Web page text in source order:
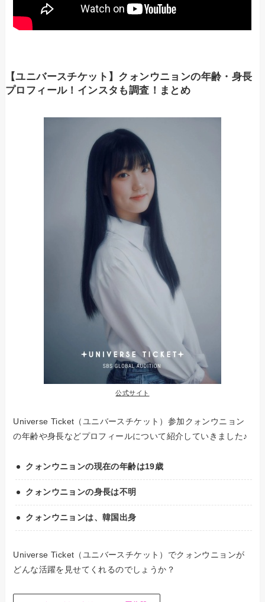
【ユニバースチケット】クォンウニョンの年齢・身長
プロフィール！インスタも調査！まとめ
公式サイト
Universe Ticket（ユニバースチケット）参加クォンウニョン
の年齢や身長などプロフィールについて紹介していきました♪
クォンウニョンの現在の年齢は19歳
クォンウニョンの身長は不明
クォンウニョンは、韓国出身
Universe Ticket（ユニバースチケット）でクォンウニョンが
どんな活躍を見せてくれるのでしょうか？